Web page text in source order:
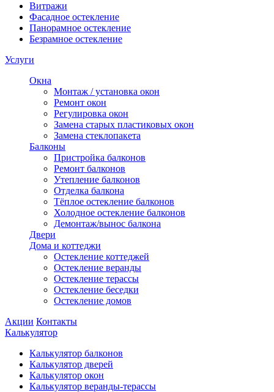
Витражи
Фасадное остекление
Панорамное остекление
Безрамное остекление
Услуги
Окна
Монтаж / установка окон
Ремонт окон
Регулировка окон
Замена старых пластиковых окон
Замена стеклопакета
Балконы
Пристройка балконов
Ремонт балконов
Утепление балконов
Отделка балкона
Тёплое остекление балконов
Холодное остекление балконов
Демонтаж/вынос балкона
Двери
Дома и коттеджи
Остекление коттеджей
Остекление веранды
Остекление терассы
Остекление беседки
Остекление домов
Акции Контакты
Калькулятор
Калькулятор балконов
Калькулятор дверей
Калькулятор окон
Калькулятор веранды-терассы